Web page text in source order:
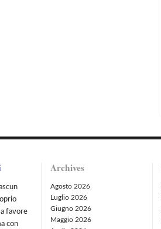
favore
con
Archives
Agosto 2026
Luglio 2026
Giugno 2026
Maggio 2026